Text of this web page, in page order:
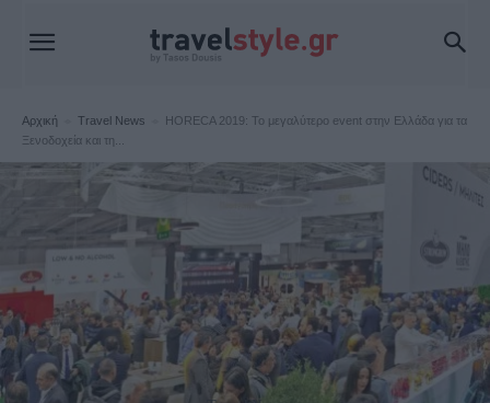
Αρχική Travel News
HORECA 2019: Το μεγαλύτερο event στην Ελλάδα για τα
Ξενοδοχεία και τη...